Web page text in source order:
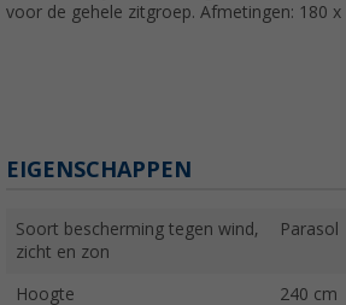
voor de gehele zitgroep. Afmetingen: 180 x
EIGENSCHAPPEN
Soort bescherming tegen wind,
zicht en zon
Parasol
Hoogte 240 cm